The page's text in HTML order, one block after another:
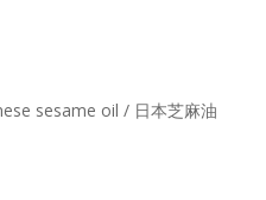
sesame oil / 日本芝麻油